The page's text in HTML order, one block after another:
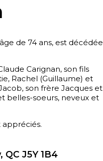
de 74 ans, est décédée
Carignan, son fils
Rachel (Guillaume) et
son frère Jacques et
belles-soeurs, neveux et
appréciés.
J5Y 1B4